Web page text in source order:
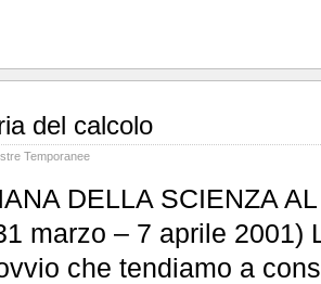
del calcolo
Temporanee
DELLA SCIENZA AL
marzo – 7 aprile 2001)
che tendiamo a